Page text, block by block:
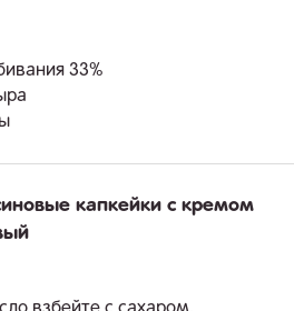
33%
капкейки с кремом